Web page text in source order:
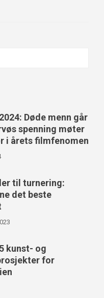
Døde menn går
spenning møter
i årets filmfenomen
til turnering:
det beste
kunst- og
for